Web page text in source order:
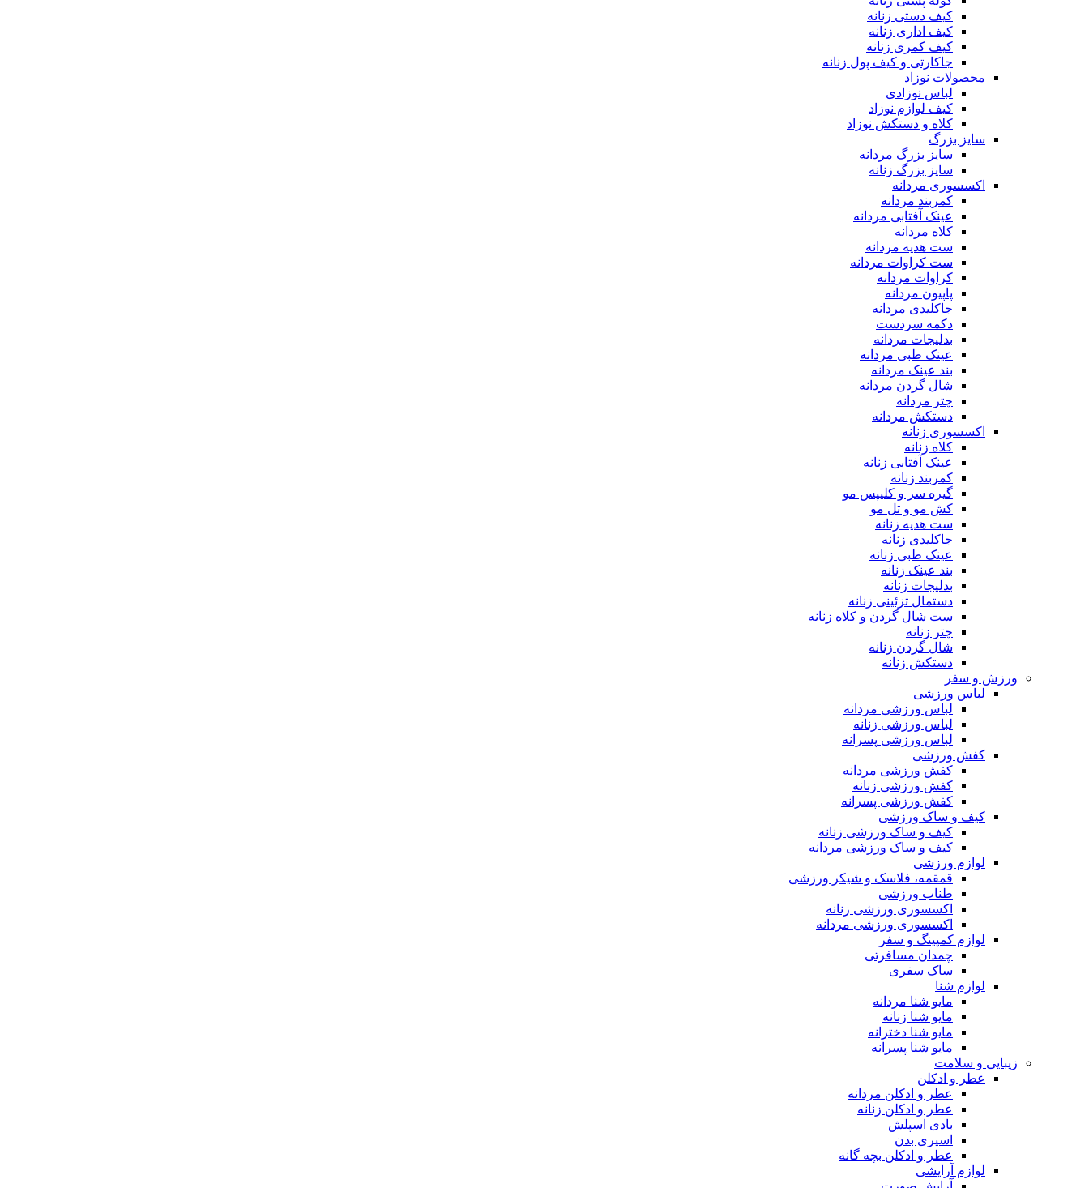
کیف دستی زنانه
کیف اداری زنانه
کیف کمری زنانه
جاکارتی و کیف پول زنانه
محصولات نوزاد
لباس نوزادی
کیف لوازم نوزاد
کلاه و دستکش نوزاد
سایز بزرگ
سایز بزرگ مردانه
سایز بزرگ زنانه
اکسسوری مردانه
کمربند مردانه
عینک آفتابی مردانه
کلاه مردانه
ست هدیه مردانه
ست کراوات مردانه
کراوات مردانه
پاپیون مردانه
جاکلیدی مردانه
دکمه سردست
بدلیجات مردانه
عینک طبی مردانه
بند عینک مردانه
شال گردن مردانه
چتر مردانه
دستکش مردانه
اکسسوری زنانه
کلاه زنانه
عینک آفتابی زنانه
کمربند زنانه
گیره سر و کلیپس مو
کش مو و تل مو
ست هدیه زنانه
جاکلیدی زنانه
عینک طبی زنانه
بند عینک زنانه
بدلیجات زنانه
دستمال تزئینی زنانه
ست شال گردن و کلاه زنانه
چتر زنانه
شال گردن زنانه
دستکش زنانه
ورزش و سفر
لباس ورزشی
لباس ورزشی مردانه
لباس ورزشی زنانه
لباس ورزشی پسرانه
کفش ورزشی
کفش ورزشی مردانه
کفش ورزشی زنانه
کفش ورزشی پسرانه
کیف و ساک ورزشی
کیف و ساک ورزشی زنانه
کیف و ساک ورزشی مردانه
لوازم ورزشی
قمقمه، فلاسک و شیکر ورزشی
طناب ورزشی
اکسسوری ورزشی زنانه
اکسسوری ورزشی مردانه
لوازم کمپینگ و سفر
چمدان مسافرتی
ساک سفری
لوازم شنا
مایو شنا مردانه
مایو شنا زنانه
مایو شنا دخترانه
مایو شنا پسرانه
زیبایی و سلامت
عطر و ادکلن
عطر و ادکلن مردانه
عطر و ادکلن زنانه
بادی اسپلش
اسپری بدن
عطر و ادکلن بچه گانه
لوازم آرایشی